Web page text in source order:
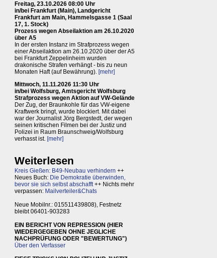
Freitag, 23.10.2026 08:00 Uhr
in/bei Frankfurt (Main), Landgericht
Frankfurt am Main, Hammelsgasse 1 (Saal
17, 1. Stock)
Prozess wegen Abseilaktion am 26.10.2020
über A5
In der ersten Instanz im Strafprozess wegen
einer Abseilaktion am 26.10.2020 über der A5
bei Frankfurt Zeppelinheim wurden
drakonische Strafen verhängt - bis zu neun
Monaten Haft (auf Bewährung). [mehr]
Mittwoch, 11.11.2026 11:30 Uhr
in/bei Wolfsburg, Amtsgericht Wolfsburg
Strafprozess wegen Aktion auf VW-Gelände
Der Zug, der Braunkohle für das VW-eigene
Kraftwerk bringt, wurde blockiert. Mit dabei
war der Journalist Jörg Bergstedt, der wegen
seinen kritischen Filmen bei der Justiz und
Polizei in Raum Braunschweig/Wolfsburg
verhasst ist. [mehr]
Weiterlesen
Kreis Gießen: B49-Neubau verhindern ++
Neues Buch: Die Demokratie überwinden,
bevor sie sich selbst abschafft++ Nichts mehr
verpassen: Mailverteiler&Chats
Neue Mobilnr.: 015511439808), Festnetz
bleibt 06401-903283
EIN BERICHT VON REPRESSION (HIER
WIEDERGEGEBEN OHNE JEGLICHE
NACHPRÜFUNG ODER "BEWERTUNG")
Über den Verfasser